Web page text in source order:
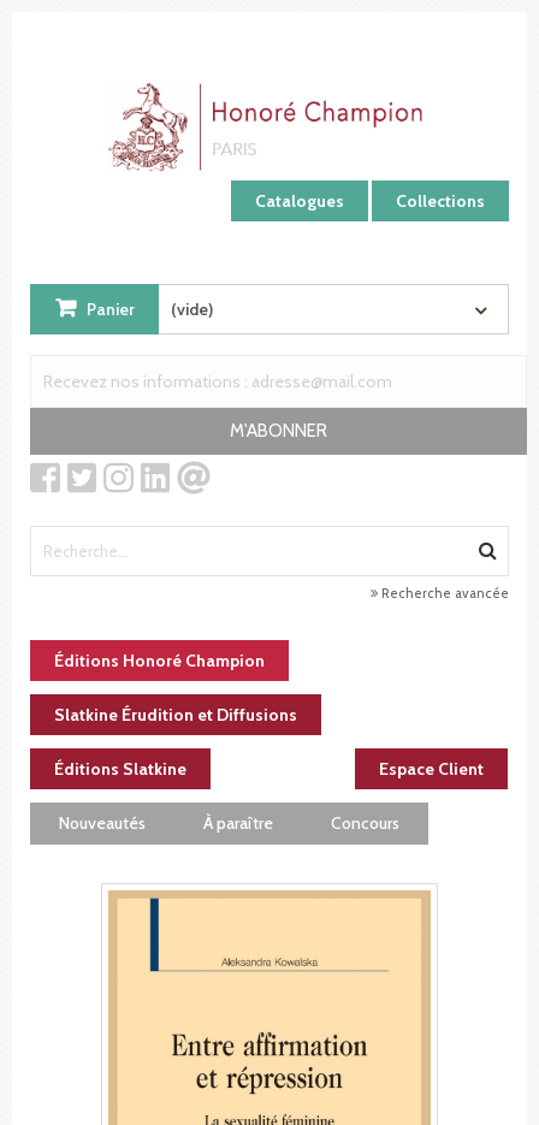
Catalogues Collections
Panier (vide)
M'ABONNER
Recherche avancée
Éditions Honoré Champion
Slatkine Érudition et Diffusions
Éditions Slatkine Espace Client
Nouveautés À paraître Concours